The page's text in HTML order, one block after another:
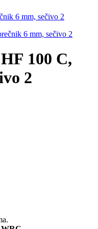
6 mm, sečivo 2
100 C,
2